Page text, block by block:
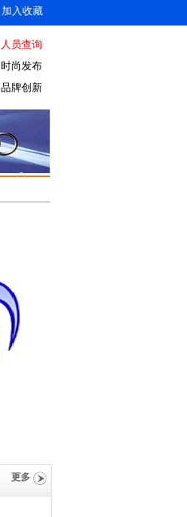
加入收藏
人员查询
时尚发布
品牌创新
更多